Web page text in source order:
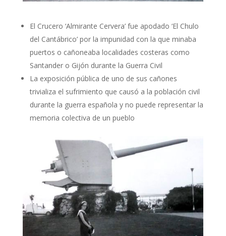
El Crucero ‘Almirante Cervera’ fue apodado ‘El Chulo
del Cantábrico’ por la impunidad con la que minaba
puertos o cañoneaba localidades costeras como
Santander o Gijón durante la Guerra Civil
La exposición pública de uno de sus cañones
trivializa el sufrimiento que causó a la población civil
durante la guerra española y no puede representar la
memoria colectiva de un pueblo